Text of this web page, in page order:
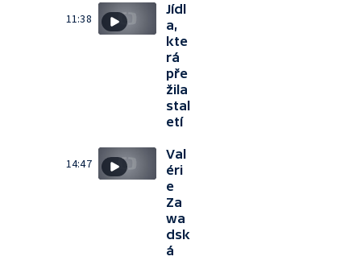
11:38
Jídl
a,
kte
rá
pře
žila
stal
etí
14:47
Val
éri
e
Za
wa
dsk
á